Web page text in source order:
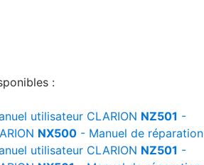
:
utilisateur CLARION NZ501 -
NX500 - Manuel de réparation
utilisateur CLARION NZ501 -